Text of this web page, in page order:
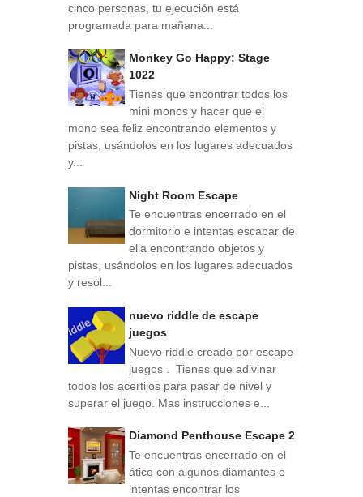
cinco personas, tu ejecución está
programada para mañana...
Monkey Go Happy: Stage
1022
Tienes que encontrar todos los
mini monos y hacer que el
mono sea feliz encontrando elementos y
pistas, usándolos en los lugares adecuados
y...
Night Room Escape
Te encuentras encerrado en el
dormitorio e intentas escapar de
ella encontrando objetos y
pistas, usándolos en los lugares adecuados
y resol...
nuevo riddle de escape
juegos
Nuevo riddle creado por escape
juegos . Tienes que adivinar
todos los acertijos para pasar de nivel y
superar el juego. Mas instrucciones e...
Diamond Penthouse Escape 2
Te encuentras encerrado en el
ático con algunos diamantes e
intentas encontrar los